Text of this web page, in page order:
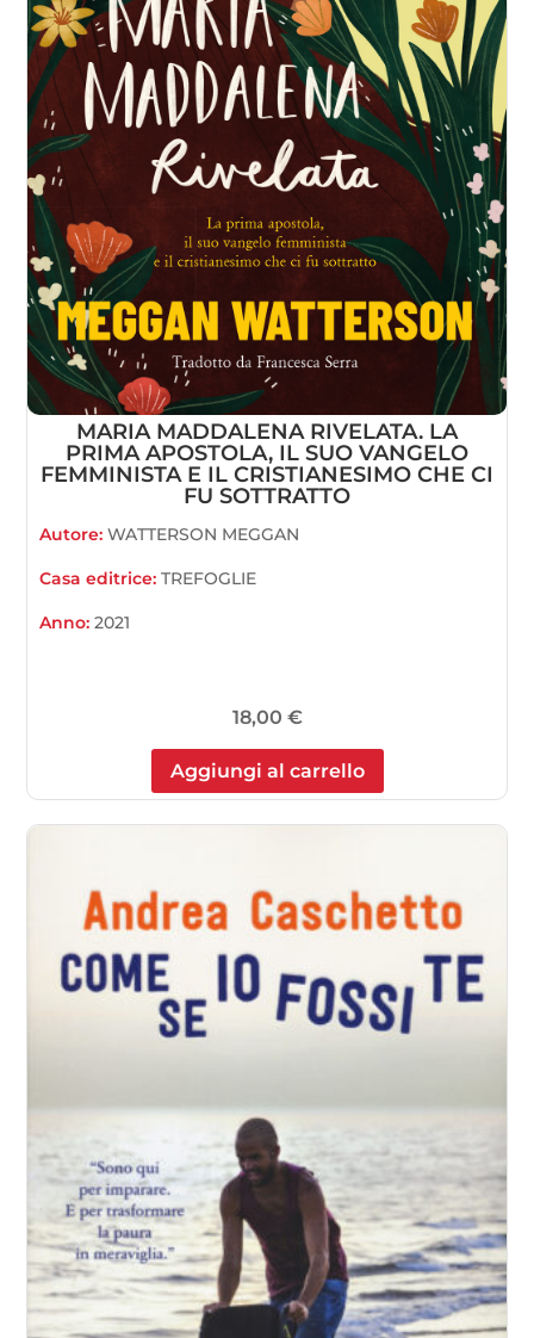
MARIA MADDALENA RIVELATA. LA
PRIMA APOSTOLA, IL SUO VANGELO
FEMMINISTA E IL CRISTIANESIMO CHE CI
FU SOTTRATTO
Autore:WATTERSON MEGGAN
Casa editrice:TREFOGLIE
Anno:2021
18,00 €
Aggiungi al carrello